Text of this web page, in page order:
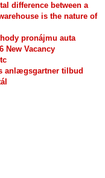
difference between a
is the nature of
pronájmu auta
New Vacancy
anlægsgartner tilbud